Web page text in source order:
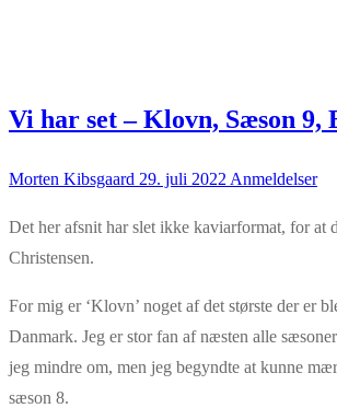
Vi har set – Klovn, Sæson 9,
Morten Kibsgaard 29. juli 2022 Anmeldelser
Det her afsnit har slet ikke kaviarformat, for at
Christensen.
For mig er ‘Klovn’ noget af det største der er
Danmark. Jeg er stor fan af næsten alle
jeg mindre om, men jeg begyndte at kunne
sæson 8.